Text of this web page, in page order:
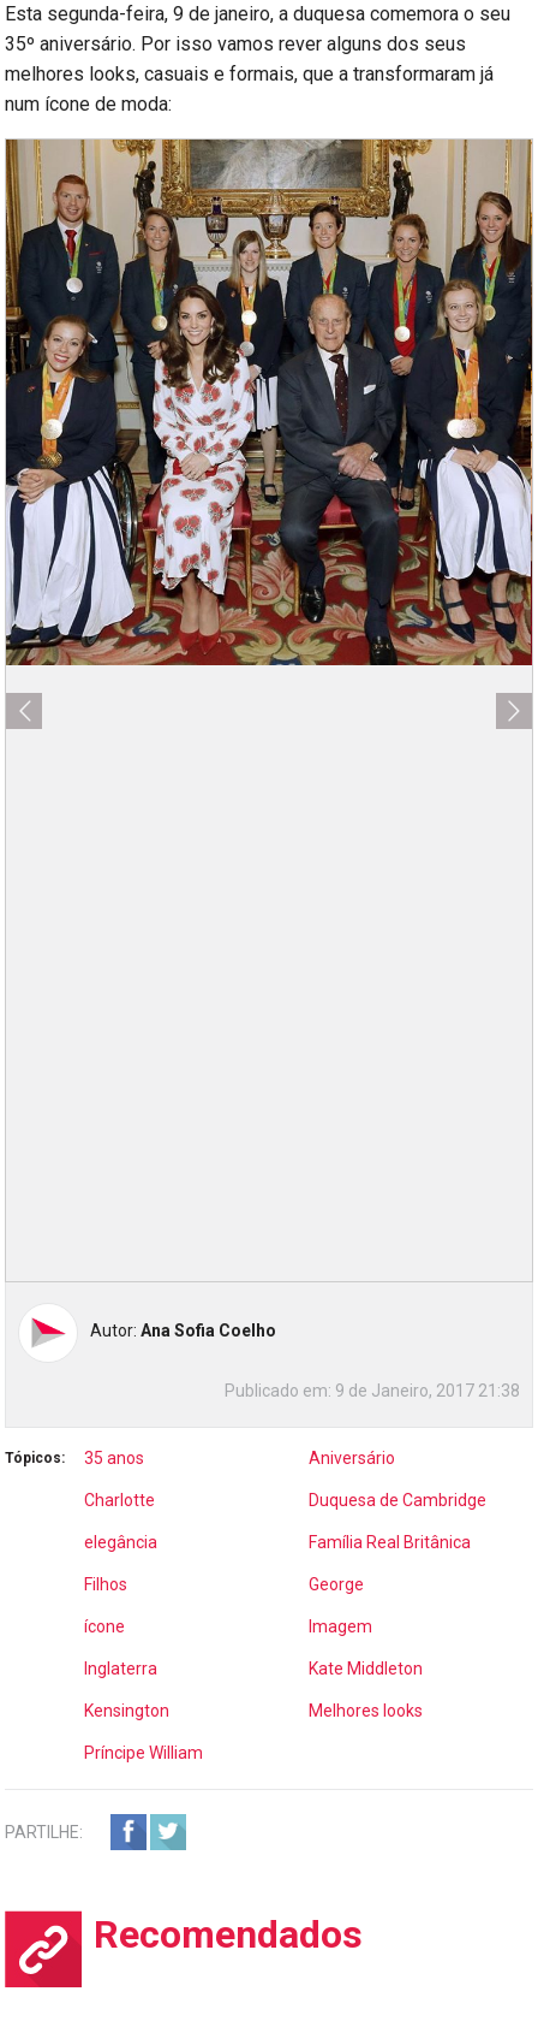
Esta segunda-feira, 9 de janeiro, a duquesa comemora o seu
35º aniversário. Por isso vamos rever alguns dos seus
melhores looks, casuais e formais, que a transformaram já
num ícone de moda:
Autor:Ana Sofia Coelho
Publicado em: 9 de Janeiro, 2017 21:38
Tópicos: 35 anos Aniversário
Charlotte Duquesa de Cambridge
elegância Família Real Britânica
Filhos George
ícone Imagem
Inglaterra Kate Middleton
Kensington Melhores looks
Príncipe William
PARTILHE:
Recomendados